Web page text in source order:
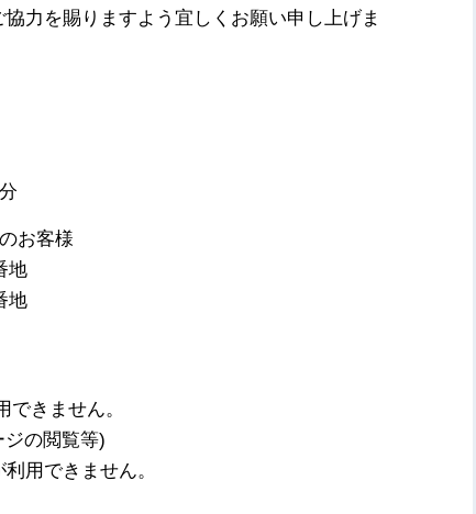
力を賜りますよう宜しくお願い申し上げま
お客様
ません。
閲覧等)
きません。